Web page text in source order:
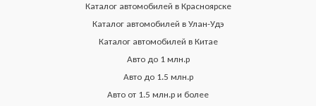
Каталог автомобилей в Красноярске
Каталог автомобилей в Улан-Удэ
Каталог автомобилей в Китае
Авто до 1 млн.р
Авто до 1.5 млн.р
Авто от 1.5 млн.р и более